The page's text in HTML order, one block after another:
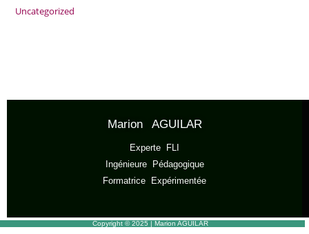
Uncategorized
Marion AGUILAR
Experte FLI
Ingénieure Pédagogique
Formatrice Expérimentée
Copyright © 2025 | Marion AGUILAR